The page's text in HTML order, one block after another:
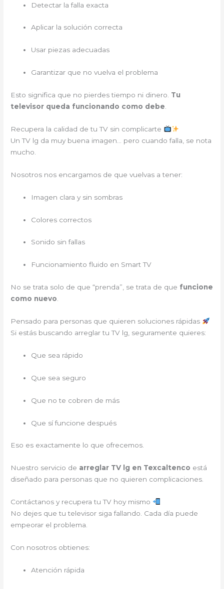
Detectar la falla exacta
Aplicar la solución correcta
Usar piezas adecuadas
Garantizar que no vuelva el problema
Esto significa que no pierdes tiempo ni dinero. Tu
televisor queda funcionando como debe
Recupera la calidad de tu TV sin complicarte
Un TV lg da muy buena imagen… pero cuando falla, se nota
mucho.
Nosotros nos encargamos de que vuelvas a tener:
Imagen clara y sin sombras
Colores correctos
Sonido sin fallas
Funcionamiento fluido en Smart TV
No se trata solo de que “prenda”, se trata de que funcione
como nuevo
Pensado para personas que quieren soluciones rápidas
Si estás buscando arreglar tu TV lg, seguramente quieres:
Que sea rápido
Que sea seguro
Que no te cobren de más
Que sí funcione después
Eso es exactamente lo que ofrecemos.
Nuestro servicio de arreglar TV lg en Texcaltenco está
diseñado para personas que no quieren complicaciones.
Contáctanos y recupera tu TV hoy mismo
No dejes que tu televisor siga fallando. Cada día puede
empeorar el problema.
Con nosotros obtienes:
Atención rápida